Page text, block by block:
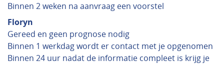
Binnen 2 weken na aanvraag een voorstel
Floryn
Gereed en geen prognose nodig
Binnen 1 werkdag wordt er contact met je opgenomen
Binnen 24 uur nadat de informatie compleet is krijg je